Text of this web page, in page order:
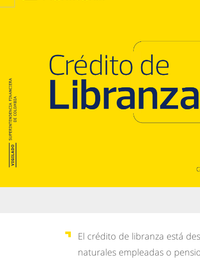
El crédito de libranza está
naturales empleadas o